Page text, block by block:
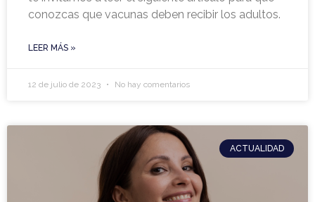
conozcas que vacunas deben recibir los adultos.
LEER MÁS »
12 de julio de 2023 No hay comentarios
ACTUALIDAD